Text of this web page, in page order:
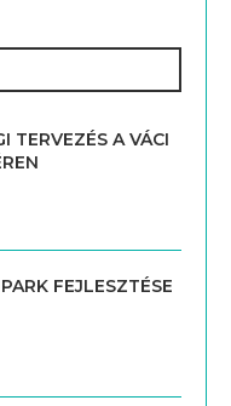
TERVEZÉS A VÁCI
FEJLESZTÉSE